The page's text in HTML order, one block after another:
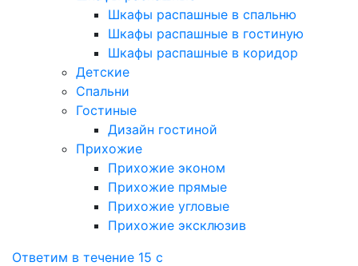
Шкафы распашные в спальню
Шкафы распашные в гостиную
Шкафы распашные в коридор
Детские
Спальни
Гостиные
Дизайн гостиной
Прихожие
Прихожие эконом
Прихожие прямые
Прихожие угловые
Прихожие эксклюзив
Ответим в течение 15 с